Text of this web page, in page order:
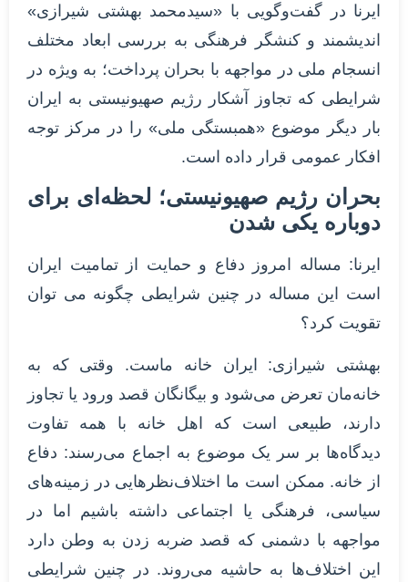
ایرنا در گفت‌وگویی با «سیدمحمد بهشتی شیرازی»
اندیشمند و کنشگر فرهنگی به بررسی ابعاد مختلف
انسجام ملی در مواجهه با بحران پرداخت؛ به ‌ویژه در
شرایطی که تجاوز آشکار رژیم صهیونیستی به ایران
بار دیگر موضوع «همبستگی ملی» را در مرکز توجه
افکار عمومی قرار داده است.
بحران رژیم صهیونیستی؛ لحظه‌ای برای
دوباره یکی شدن
ایرنا: مساله امروز دفاع و حمایت از تمامیت ایران
است این مساله در چنین شرایطی چگونه می توان
تقویت کرد؟
بهشتی شیرازی: ایران خانه ماست. وقتی که به
خانه‌مان تعرض می‌شود و بیگانگان قصد ورود یا تجاوز
دارند، طبیعی است که اهل خانه با همه تفاوت‌
دیدگاه‌ها بر سر یک موضوع به اجماع می‌رسند: دفاع
از خانه. ممکن است ما اختلاف‌نظرهایی در زمینه‌های
سیاسی، فرهنگی یا اجتماعی داشته باشیم اما در
مواجهه با دشمنی که قصد ضربه ‌زدن به وطن دارد
این اختلاف‌ها به حاشیه می‌روند. در چنین شرایطی